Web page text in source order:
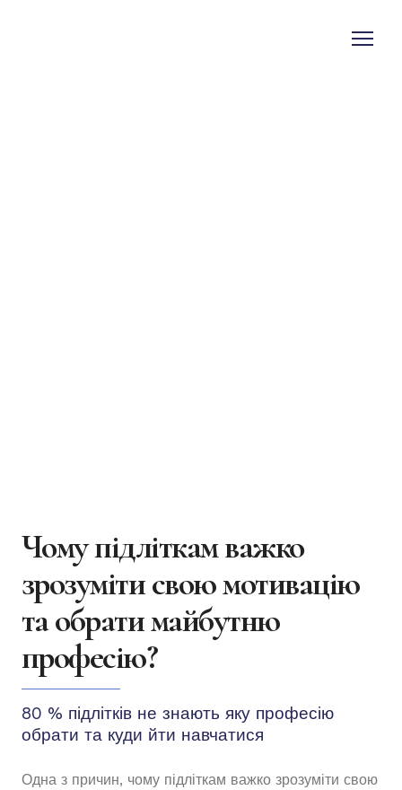
Чому підліткам важко
зрозуміти свою мотивацію
та обрати майбутню
професію?
80 % підлітків не знають яку професію
обрати та куди йти навчатися
Одна з причин, чому підліткам важко зрозуміти свою